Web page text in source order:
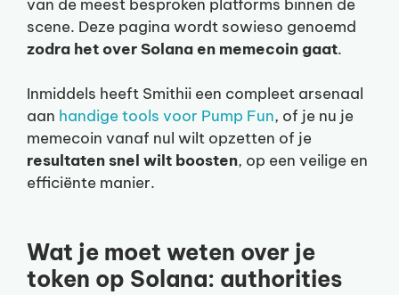
van de meest besproken platforms binnen de
scene. Deze pagina wordt sowieso genoemd
zodra het over Solana en memecoin gaat.
Inmiddels heeft Smithii een compleet arsenaal
aan handige tools voor Pump Fun, of je nu je
memecoin vanaf nul wilt opzetten of je
resultaten snel wilt boosten, op een veilige en
efficiënte manier.
Wat je moet weten over je
token op Solana: authorities